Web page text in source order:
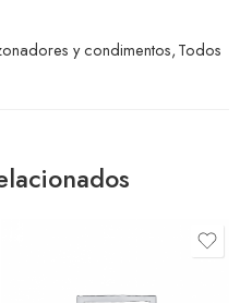
y condimentos,Todos